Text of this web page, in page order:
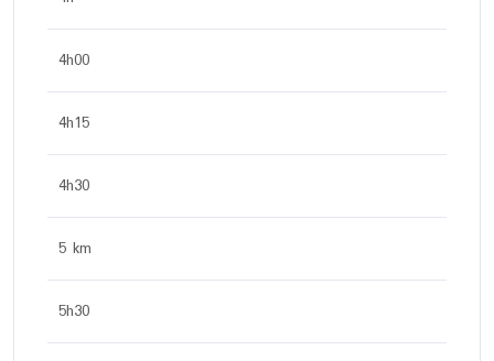
4h00
4h15
4h30
5 km
5h30